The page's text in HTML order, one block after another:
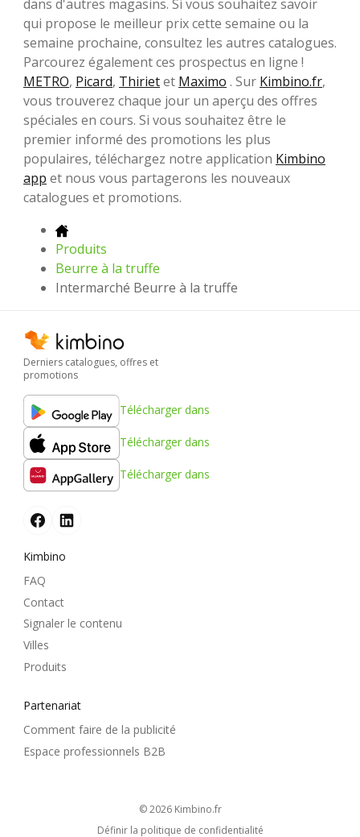
dans d'autres magasins. Si vous souhaitez savoir
qui propose le meilleur prix cette semaine ou la
semaine prochaine, consultez les autres catalogues.
Parcourez également ces prospectus en ligne !
METRO, Picard, Thirietet Maximo . Sur Kimbino.fr,
vous trouverez chaque jour un aperçu des offres
spéciales en cours. Si vous souhaitez être le
premier informé des promotions les plus
populaires, téléchargez notre application Kimbino
app et nous vous partagerons les nouveaux
catalogues et promotions.
Produits
Beurre à la truffe
Intermarché Beurre à la truffe
Derniers catalogues, offres et
promotions
Télécharger dans
Télécharger dans
Télécharger dans
Kimbino
FAQ
Contact
Signaler le contenu
Villes
Produits
Partenariat
Comment faire de la publicité
Espace professionnels B2B
© 2026 kimbino.fr
Définir la politique de confidentialité